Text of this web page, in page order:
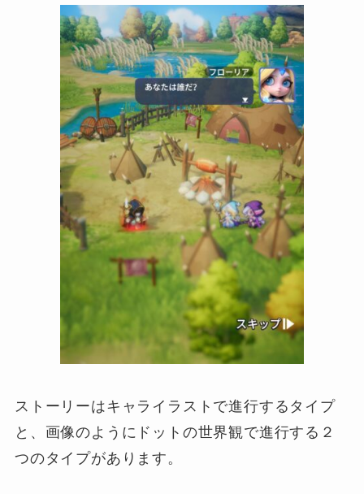
ストーリーはキャライラストで進行するタイプ
と、画像のようにドットの世界観で進行する２
つのタイプがあります。